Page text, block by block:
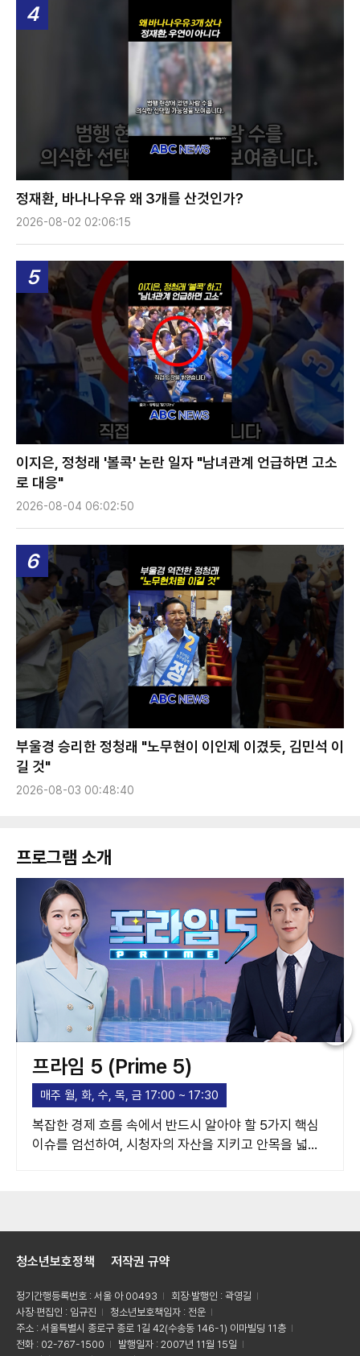
4
정재환, 바나나우유 왜 3개를 산것인가?
2026-08-02 02:06:15
5
이지은, 정청래 '볼콕' 논란 일자 "남녀관계 언급하면 고소
로 대응"
2026-08-04 06:02:50
6
부울경 승리한 정청래 "노무현이 이인제 이겼듯, 김민석 이
길 것"
2026-08-03 00:48:40
프로그램 소개
프라임 5 (Prime 5)
매주 월, 화, 수, 목, 금 17:00 ~ 17:30
복잡한 경제 흐름 속에서 반드시 알아야 할 5가지 핵심
이슈를 엄선하여, 시청자의 자산을 지키고 안목을 넓혀
청소년보호정책 저작권 규약
정기간행등록번호 : 서울 아 00493
회장·발행인 : 곽영길
사장·편집인 : 임규진
청소년보호책임자 : 전운
주소 : 서울특별시 종로구 종로 1길 42(수송동 146-1) 이마빌딩 11층
전화 : 02-767-1500
발행일자 : 2007년 11월 15일